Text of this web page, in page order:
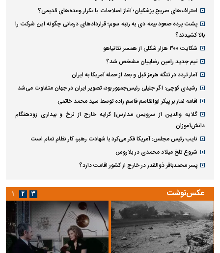
اعتراف‌های صریح پزشکیان؛ آغاز اصلاحات یا تکرار وعده‌های قدیمی؟
پشت پرده صعود بیمه دی به رتبه سوم؛ قراردادهای درمانی چگونه این شرکت را
بالا کشیدند؟
شکایت ۳۰۰ هزار شکلی از همسر نتانیاهو
تیم جدید رامین رضاییان مشخص شد؟
آمار تردد در تنگه هرمز قبل و بعد از حمله آمریکا به ایران
رشیدی کوچی: اگر جلیلی رئیس‌جمهور بود، تصویر ایران در جهان متفاوت می‌شد
اقامه نماز بر پیکر ابوالقاسم قاسم زاده توسط سید محمد خاتمی
گلایه والدین از سرویس مدارس| کرایه خارج از نرخ و بیداری زودهنگام
دانش‌آموزان
نایب رئیس مجلس: آمریکا فکر می‌کرد با شهادت رهبر، کار نظام تمام است
شروع تلخ میلاد محمدی در بلاروس
پسر محمدباقر ذوالقدر در خارج از کشور اقامت دارد؟
عکس‌نوشت ۱ ۲ ۳